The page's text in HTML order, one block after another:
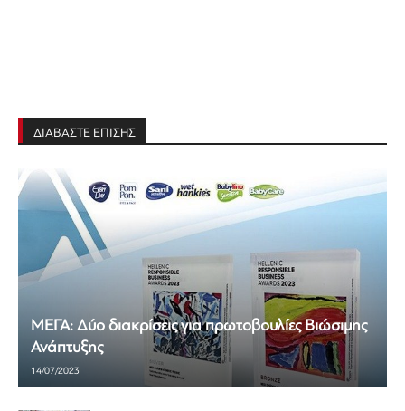
ΔΙΑΒΑΣΤΕ ΕΠΙΣΗΣ
ΜΕΓΑ: Δύο διακρίσεις για πρωτοβουλίες Βιώσιμης
Ανάπτυξης
14/07/2023